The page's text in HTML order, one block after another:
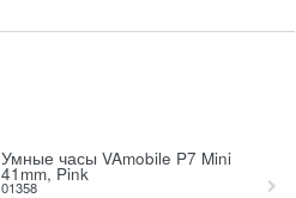
Умные часы VAmobile P7 Mini
41mm, Pink
01358